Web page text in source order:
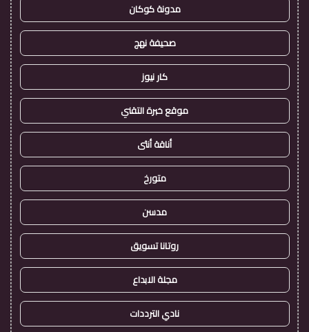
مدونة كوكان
صحيفة نهج
كار نيوز
موقع خبرة التقني
أناقة أنثى
متورخ
مدسن
روتانا تسويق
مجلة الابداع
نادي الترددات